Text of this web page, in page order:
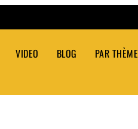
VIDEO BLOG PAR THÈME